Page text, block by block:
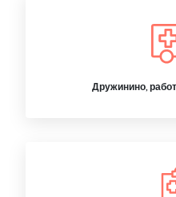
Дружинино,